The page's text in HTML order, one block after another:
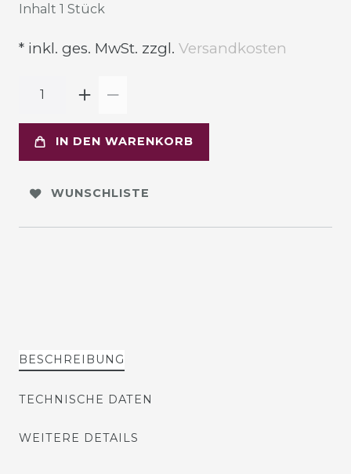
Inhalt 1 Stück
* inkl. ges. MwSt. zzgl. Versandkosten
IN DEN WARENKORB
WUNSCHLISTE
BESCHREIBUNG
TECHNISCHE DATEN
WEITERE DETAILS